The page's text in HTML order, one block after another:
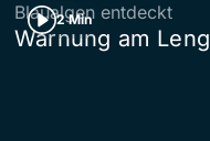
2 Min
Blaualgen entdeckt
Warnung am